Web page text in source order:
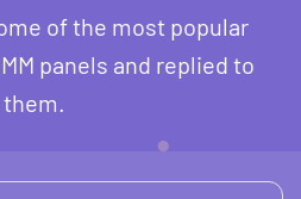
of the most popular
panels and replied to
them.